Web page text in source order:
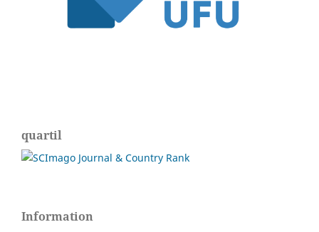
quartil
Information